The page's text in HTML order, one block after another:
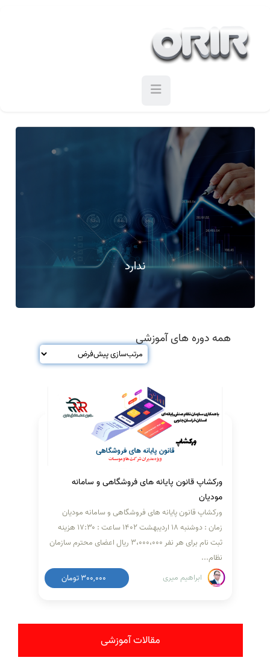
ندارد
همه دوره های آموزشی
ورکشاپ قانون پایانه های فروشگاهی و سامانه
مودیان
ورکشاپ قانون پایانه های فروشگاهی و سامانه مودیان
زمان : دوشنبه ۱۸ اردیبهشت ۱۴۰۲ ساعت : ۱۷:۳۰ هزینه
ثبت نام برای هر نفر ۳،۰۰۰،۰۰۰ ریال اعضای محترم سازمان
نظام...
ابراهیم میری
300,000 تومان
مقالات آموزشی